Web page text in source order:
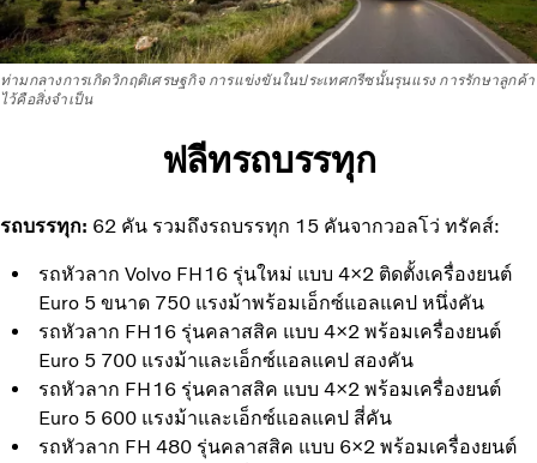
ท่ามกลางการเกิดวิกฤติเศรษฐกิจ การแข่งขันในประเทศกรีซนั้นรุนแรง การรักษาลูกค้า
ไว้คือสิ่งจำเป็น
ฟลีทรถบรรทุก
รถบรรทุก: 62 คัน รวมถึงรถบรรทุก 15 คันจากวอลโว่ ทรัคส์:
รถหัวลาก Volvo FH16 รุ่นใหม่ แบบ 4×2 ติดตั้งเครื่องยนต์
Euro 5 ขนาด 750 แรงม้าพร้อมเอ็กซ์แอลแคป หนึ่งคัน
รถหัวลาก FH16 รุ่นคลาสสิค แบบ 4×2 พร้อมเครื่องยนต์
Euro 5 700 แรงม้าและเอ็กซ์แอลแคป สองคัน
รถหัวลาก FH16 รุ่นคลาสสิค แบบ 4×2 พร้อมเครื่องยนต์
Euro 5 600 แรงม้าและเอ็กซ์แอลแคป สี่คัน
รถหัวลาก FH 480 รุ่นคลาสสิค แบบ 6×2 พร้อมเครื่องยนต์